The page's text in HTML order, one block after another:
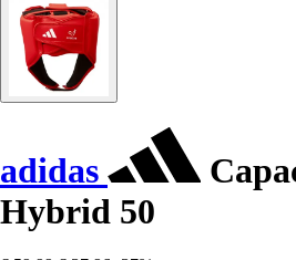
adidas
Hybrid 50